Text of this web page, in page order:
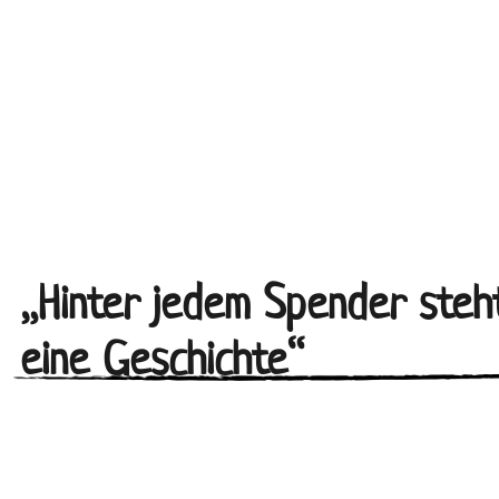
„Hinter jedem Spender
eine Geschichte“